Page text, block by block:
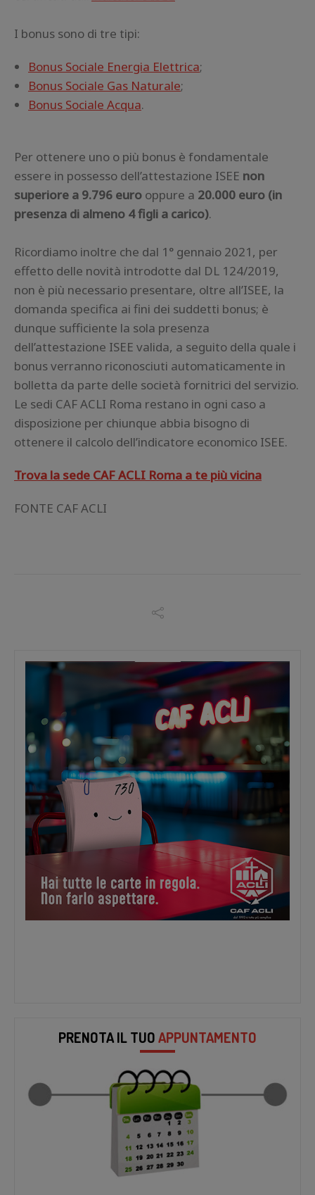
I bonus sono di tre tipi:
Bonus Sociale Energia Elettrica;
Bonus Sociale Gas Naturale;
Bonus Sociale Acqua.
Per ottenere uno o più bonus è fondamentale
essere in possesso dell’attestazione ISEE non
superiore a 9.796 euro oppure a 20.000 euro (in
presenza di almeno 4 figli a carico).
Ricordiamo inoltre che dal 1° gennaio 2021, per
effetto delle novità introdotte dal DL 124/2019,
non è più necessario presentare, oltre all’ISEE, la
domanda specifica ai fini dei suddetti bonus; è
dunque sufficiente la sola presenza
dell’attestazione ISEE valida, a seguito della quale i
bonus verranno riconosciuti automaticamente in
bolletta da parte delle società fornitrici del servizio.
Le sedi CAF ACLI Roma restano in ogni caso a
disposizione per chiunque abbia bisogno di
ottenere il calcolo dell’indicatore economico ISEE.
Trova la sede CAF ACLI Roma a te più vicina
FONTE CAF ACLI
PRENOTA IL TUOAPPUNTAMENTO